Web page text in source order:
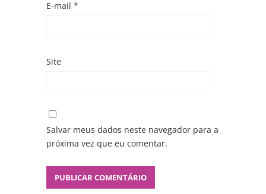
E-mail *
Site
Salvar meus dados neste navegador para a
próxima vez que eu comentar.